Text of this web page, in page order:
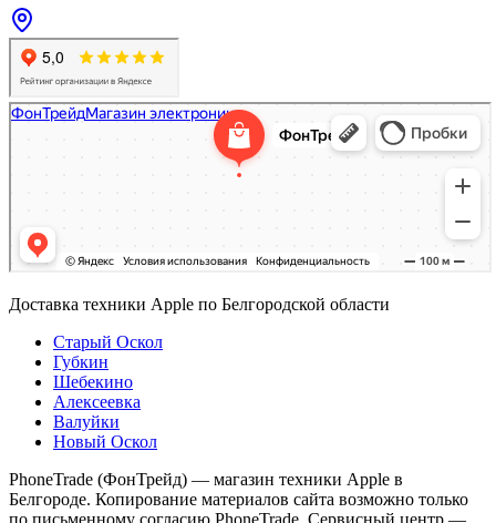
Доставка техники Apple по Белгородской области
Старый Оскол
Губкин
Шебекино
Алексеевка
Валуйки
Новый Оскол
PhoneTrade (ФонТрейд) — магазин техники Apple в
Белгороде. Копирование материалов сайта возможно только
по письменному согласию PhoneTrade. Сервисный центр —